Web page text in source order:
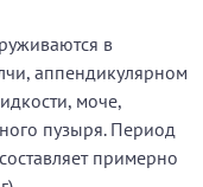
в
аппендикулярном
моче,
пузыря. Период
примерно